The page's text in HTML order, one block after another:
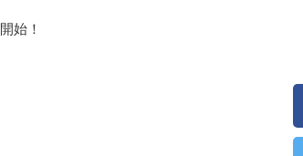
始！